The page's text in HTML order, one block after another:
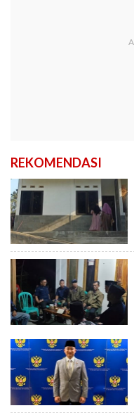
REKOMENDASI